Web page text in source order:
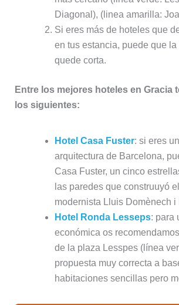
Diagonal), (linea amarilla:
Si eres más de hoteles que
en tus estancia, puede que la
quede corta.
Entre los mejores hoteles en Gracia
los siguientes:
Hotel Casa Fuster: si eres
arquitectura de Barcelona,
Casa Fuster, un cinco
las paredes que construuyó
modernista Lluis Domènech i
Hotel Ronda Lesseps: para
económica os
de la plaza Lesspes (línea
propuesta muy correcta a
habitaciones sencillas pero